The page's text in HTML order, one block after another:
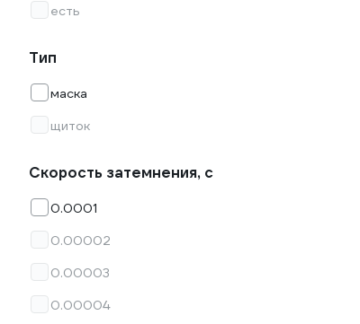
есть
Тип
маска
щиток
Скорость затемнения, с
0.0001
0.00002
0.00003
0.00004